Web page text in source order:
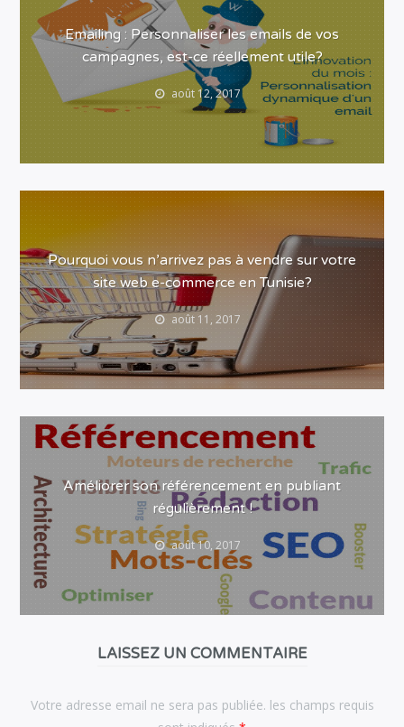
Emailing : Personnaliser les emails de vos
campagnes, est-ce réellement utile?
août 12, 2017
Pourquoi vous n’arrivez pas à vendre sur votre
site web e-commerce en Tunisie?
août 11, 2017
Améliorer son référencement en publiant
régulièrement !
août 10, 2017
LAISSEZ UN COMMENTAIRE
Votre adresse email ne sera pas publiée. les champs requis